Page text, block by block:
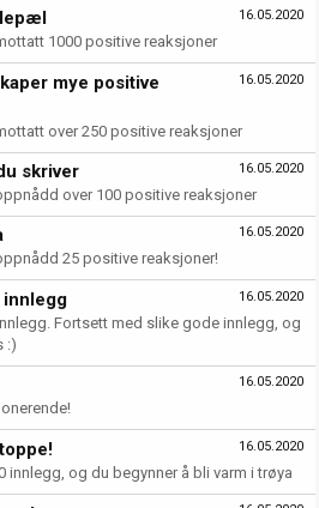
16.05.2020
1000 positive reaksjoner
16.05.2020
mye positive
over 250 positive reaksjoner
16.05.2020
skriver
over 100 positive reaksjoner
16.05.2020
25 positive reaksjoner!
16.05.2020
Fortsett med slike gode innlegg, og
:)
16.05.2020
16.05.2020
innlegg, og du begynner å bli varm i trøya